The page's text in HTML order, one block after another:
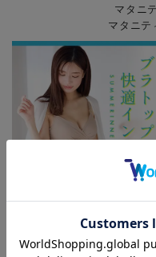
お気に
マタニ
マタニテ
初夏の快適インナー特集